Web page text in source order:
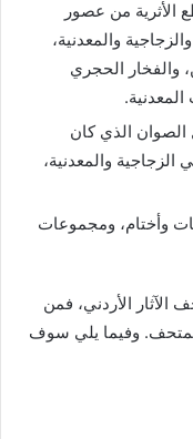
الأثرية من عصور
والمعدنية،
والفخار الحجري
المعدنية.
الصوان الذي كان
الزجاجية والمعدنية،
وأختام، ومجموعات
الآثار الأردني، فمن
وفيما يلي سوف